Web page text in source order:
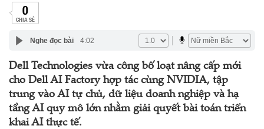
0
CHIA SẺ
Nghe đọc bài 4:02
Dell Technologies vừa công bố loạt nâng cấp mới
cho Dell AI Factory hợp tác cùng NVIDIA, tập
trung vào AI tự chủ, dữ liệu doanh nghiệp và hạ
tầng AI quy mô lớn nhằm giải quyết bài toán triển
khai AI thực tế.